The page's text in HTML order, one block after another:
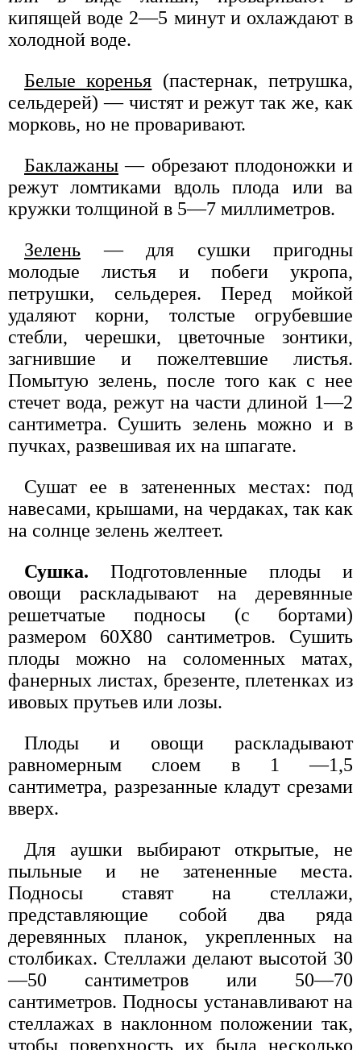
кипящей воде 2—5 минут и охлаждают в
холодной воде.
Белые коренья (пастернак, петрушка,
сельдерей) — чистят и режут так же, как
морковь, но не проваривают.
Баклажаны — обрезают плодоножки и
режут ломтиками вдоль плода или ва
кружки толщиной в 5—7 миллиметров.
Зелень — для сушки пригодны
молодые листья и побеги укропа,
петрушки, сельдерея. Перед мойкой
удаляют корни, толстые огрубевшие
стебли, черешки, цветочные зонтики,
загнившие и пожелтевшие листья.
Помытую зелень, после того как с нее
стечет вода, режут на части длиной 1—2
сантиметра. Сушить зелень можно и в
пучках, развешивая их на шпагате.
Сушат ее в затененных местах: под
навесами, крышами, на чердаках, так как
на солнце зелень желтеет.
Сушка. Подготовленные плоды и
овощи раскладывают на деревянные
решетчатые подносы (с бортами)
размером 60X80 сантиметров. Сушить
плоды можно на соломенных матах,
фанерных листах, брезенте, плетенках из
ивовых прутьев или лозы.
Плоды и овощи раскладывают
равномерным слоем в 1 —1,5
сантиметра, разрезанные кладут срезами
вверх.
Для аушки выбирают открытые, не
пыльные и не затененные места.
Подносы ставят на стеллажи,
представляющие собой два ряда
деревянных планок, укрепленных на
столбиках. Стеллажи делают высотой 30
—50 сантиметров или 50—70
сантиметров. Подносы устанавливают на
стеллажах в наклонном положении так,
чтобы поверхность их была несколько